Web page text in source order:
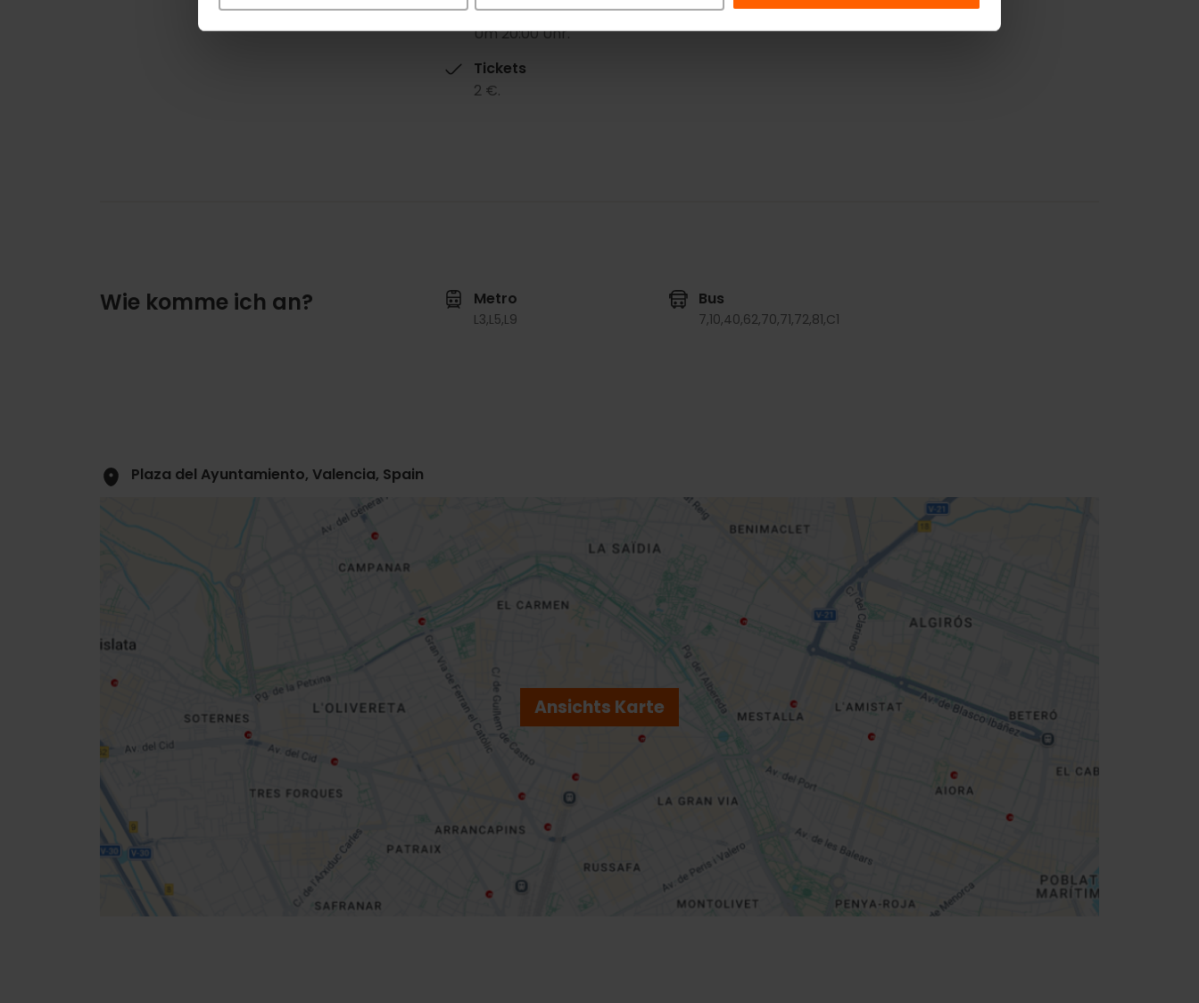
Zeitplan
Um 20:00 Uhr.
Tickets
2 €.
Wie komme ich an? Metro
L3,L5,L9
Bus
7,10,40,62,70,71,72,81,C1
Plaza del Ayuntamiento, Valencia, Spain
Ansichts Karte
Richtungen
sidebar